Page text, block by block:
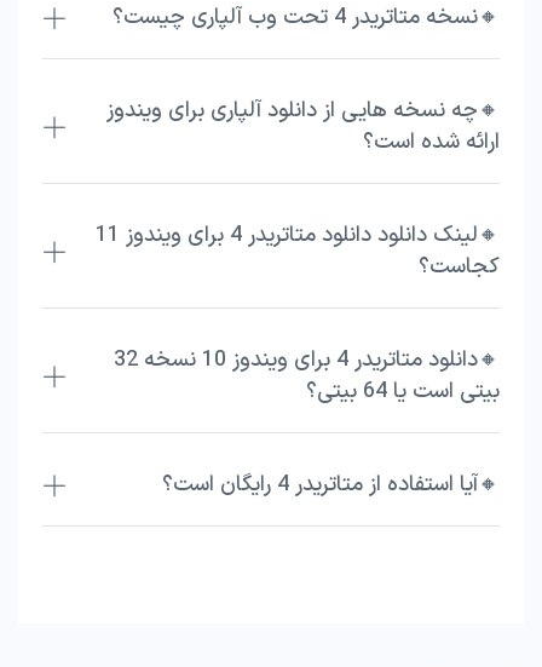
🔸نسخه متاتریدر 4 تحت وب آلپاری چیست؟
🔸چه نسخه هایی از دانلود آلپاری برای ویندوز
ارائه شده است؟
🔸لینک دانلود دانلود متاتریدر 4 برای ویندوز 11
کجاست؟
🔸دانلود متاتریدر 4 برای ویندوز 10 نسخه 32
بیتی است یا 64 بیتی؟
🔸آیا استفاده از متاتریدر 4 رایگان است؟